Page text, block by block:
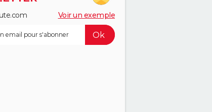
Voir un exemple